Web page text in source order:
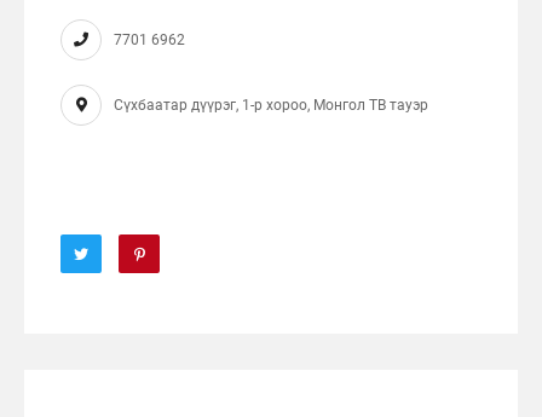
7701 6962
Сүхбаатар дүүрэг, 1-р хороо, Монгол ТВ тауэр